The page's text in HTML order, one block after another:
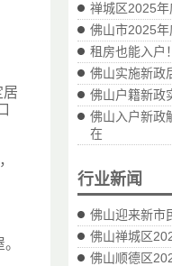
禅城区2025
佛山市2025
租房也能入户
佛山实施新政
佛山户籍新政
佛山入户新政
在
行业新闻
佛山迎来新市
佛山禅城区
佛山顺德区
居